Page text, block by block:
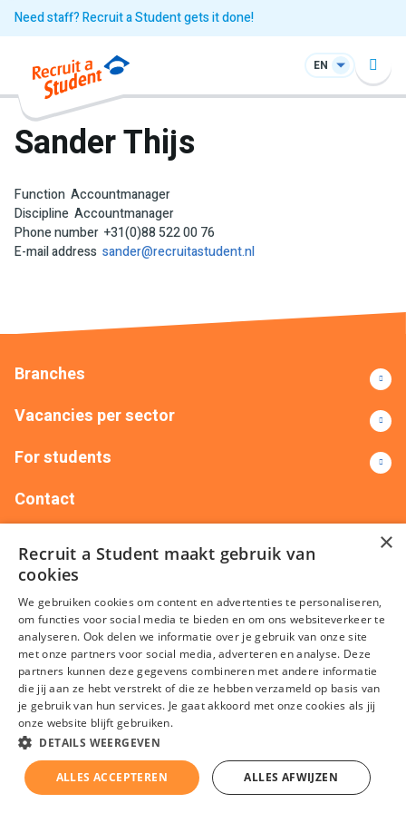
Need staff? Recruit a Student gets it done!
EN
Sander Thijs
Function Accountmanager
Discipline Accountmanager
Phone number +31(0)88 522 00 76
E-mail address sander@recruitastudent.nl
Branches
Vacancies per sector
For students
Contact
All branches
terms and conditionsPrivacy
KvK nummer: 20092214 © Recruit a Student 2026
×
Recruit a Student maakt gebruik van
cookies
We gebruiken cookies om content en advertenties te personaliseren,
om functies voor social media te bieden en om ons websiteverkeer te
analyseren. Ook delen we informatie over je gebruik van onze site
met onze partners voor social media, adverteren en analyse. Deze
partners kunnen deze gegevens combineren met andere informatie
die jij aan ze hebt verstrekt of die ze hebben verzameld op basis van
je gebruik van hun services. Je gaat akkoord met onze cookies als jij
onze website blijft gebruiken.
DETAILS WEERGEVEN
ALLES ACCEPTEREN ALLES AFWIJZEN